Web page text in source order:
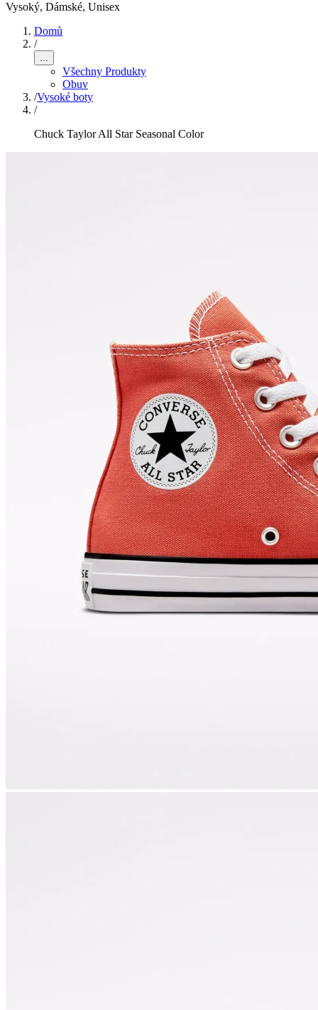
Vysoký, Dámské, Unisex
Domů
/
...
Všechny Produkty
Obuv
/Vysoké boty
/
Chuck Taylor All Star Seasonal Color